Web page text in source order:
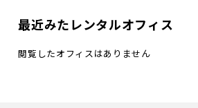
最近みたレンタルオフィス
閲覧したオフィスはありません